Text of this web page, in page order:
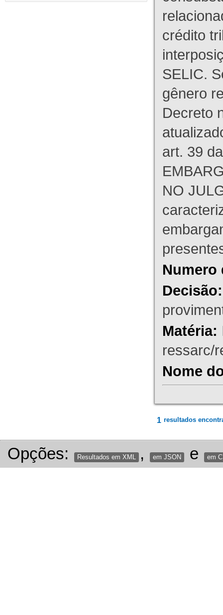
crédito
SELIC.
gênero
Decreto
art. 39
NO
Numero
Decisão:
Matéria:
ressarc/
Nome
1 resultados
Opções: Resultados em XML , em JSON e em